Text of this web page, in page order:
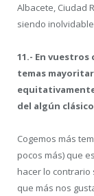
Albacete, Ciudad
siendo
11.- En
temas
del algún
Cogemos más
pocos más) que
hacer lo contrario
que más nos